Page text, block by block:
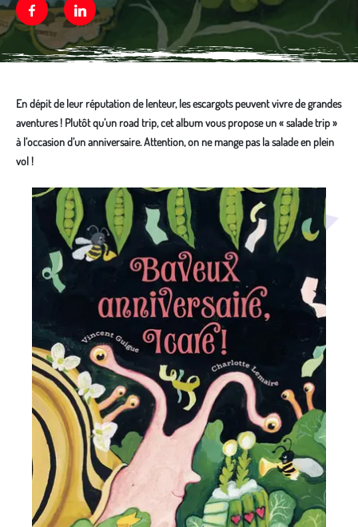
FacebookLinkedin
En dépit de leur réputation de lenteur, les escargots peuvent vivre de grandes
aventures ! Plutôt qu’un road trip, cet album vous propose un « salade trip »
à l’occasion d’un anniversaire. Attention, on ne mange pas la salade en plein
vol !
Média secondaire